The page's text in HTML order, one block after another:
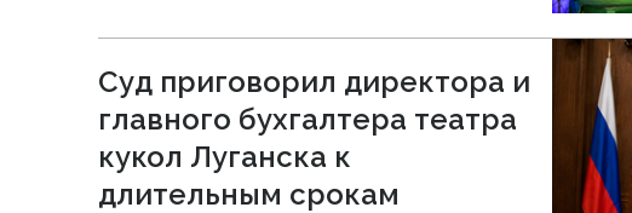
Суд приговорил директора и
главного бухгалтера театра
кукол Луганска к
длительным срокам